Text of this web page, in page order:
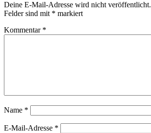
Deine E-Mail-Adresse wird nicht veröffentlicht.
Felder sind mit * markiert
Kommentar *
Name *
E-Mail-Adresse *